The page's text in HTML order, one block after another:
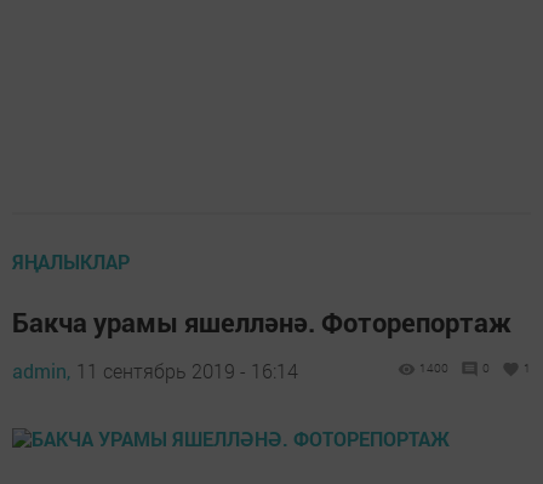
ЯҢАЛЫКЛАР
Бакча урамы яшелләнә. Фоторепортаж
admin, 11 сентябрь 2019 - 16:14 1400 0 1